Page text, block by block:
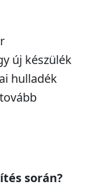
új készülék
hulladék
során?